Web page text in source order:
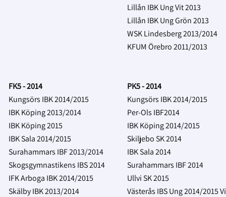
Lillån IBK Ung Vit2013
Lillån IBK Ung Grön2013
WSK Lindesberg 2013/2014
KFUM Örebro 2011/2013
FK5 - 2014
PK5 - 2014
Kungsörs IBK 2014/2015
Kungsörs IBK 2014/2015
IBK Köping 2013/2014
Per-Ols IBF2014
IBK Köping 2015
IBK Köping 2014/2015
IBK Sala 2014/2015
Skiljebo SK 2014
Surahammars IBF 2013/2014
IBK Sala 2014
Skogsgymnastikens IBS 2014
Surahammars IBF 2014
IFK Arboga IBK 2014/2015
Ullvi SK 2015
Skälby IBK 2013/2014
Västerås IBS Ung 2014/2015